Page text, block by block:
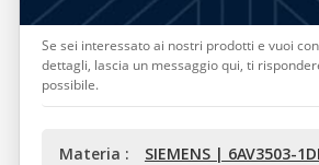
Se sei interessato ai nostri prodotti e vuoi
dettagli, lascia un messaggio qui, ti
possibile.
Materia : SIEMENS | 6AV3503-